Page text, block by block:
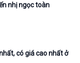
nhị ngọc toàn
có giá cao nhất ở